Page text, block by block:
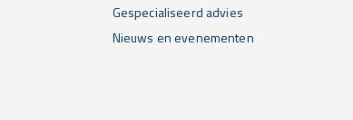
Gespecialiseerd advies
Nieuws en evenementen